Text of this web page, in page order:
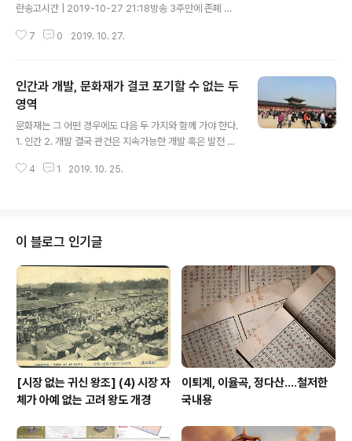
란송고시간 | 2019-10-27 21:18방송 3주만에 존폐 위
취하진 않았기에, 나 자신이 이 방송 사안을 두고는 가타부
을 준비는 되어 있어야 한다는 생각은 비슷한 사안에서 많
이 생각한다. 악화일로를 치닫는 작금 한일관계 전개를 두
고, 우리야 모든 탓을 아베 혹은 일본정부로 돌리고 싶고,
그게 이 사안을 단순화하는데 절대적 도움이 되는 것은 사
는 고민도 간접이 아닌 저와 같은 직접적인 언급을 통해 들
7 0 2019. 10. 27.
인간과 개발, 문화재가 결코 포기할 수 없는 두
영역
문화재는 그 어떤 경우에도 다음 두 가지와 함께 가야 한다.
1. 인간 2. 개발 결국 관건은 지속가능한 개발 혹은 발전 su
가? 여전히 문화재에서 사람과 개발을 유리하는 것이 보존
광'이라는 말이 단 한 군데도 없는 거 아는가? 관광이 무슨
문화재의 저승사자인 줄로만 안다. (2017.10. 25) 사람이
없는 문화재가 무슨 소용이란 말인가? 이건 자연유산도 마
찬가지다. 담배 못 피게 하고 철조망 쳐놓고 못들어가게 하
는 것이 능사인가? 멧돼지는 때려잡아야지 자연이란 이유..
4 1 2019. 10. 25.
이 블로그 인기글
[시장 없는 귀신 왕조] (4) 시장 자
체가 아예 없는 고려 왕도 개경
이퇴계, 이율곡, 정다산....철저한
국내용